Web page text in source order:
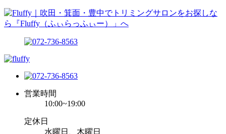
営業時間
10:00~19:00
定休日
水曜日、木曜日